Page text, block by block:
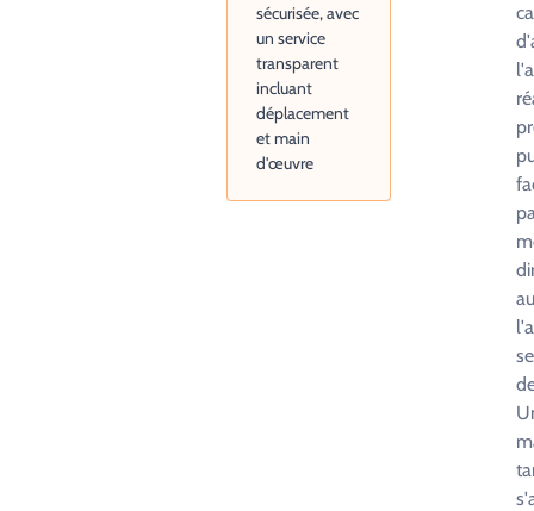
sécurisée, avec
un service
transparent
incluant
déplacement
et main
d'œuvre